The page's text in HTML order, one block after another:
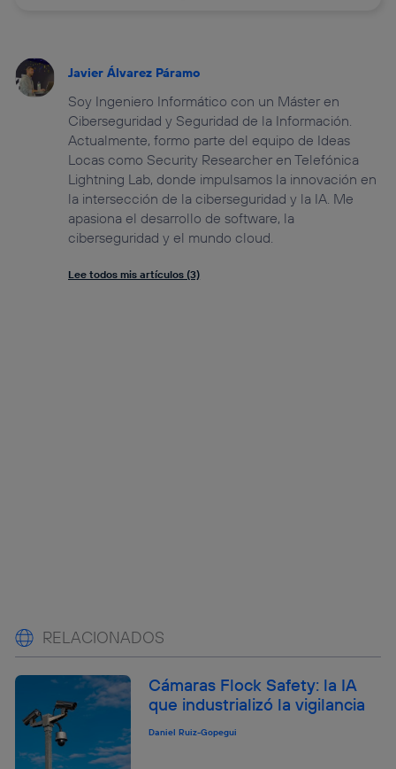
Javier Álvarez Páramo
Soy Ingeniero Informático con un Máster en
Ciberseguridad y Seguridad de la Información.
Actualmente, formo parte del equipo de Ideas
Locas como Security Researcher en Telefónica
Lightning Lab, donde impulsamos la innovación en
la intersección de la ciberseguridad y la IA. Me
apasiona el desarrollo de software, la
ciberseguridad y el mundo cloud.
Lee todos mis artículos (3)
RELACIONADOS
Cámaras Flock Safety: la IA
que industrializó la vigilancia
Daniel Ruiz-Gopegui